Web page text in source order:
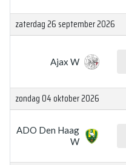
zaterdag 26 september 2026
Ajax W
zondag 04 oktober 2026
ADO Den Haag
W